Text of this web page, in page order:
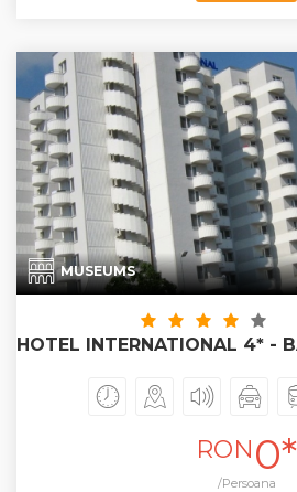
MUSEUMS
HOTEL INTERNATIONAL 4* -
RON0*
/Persoana